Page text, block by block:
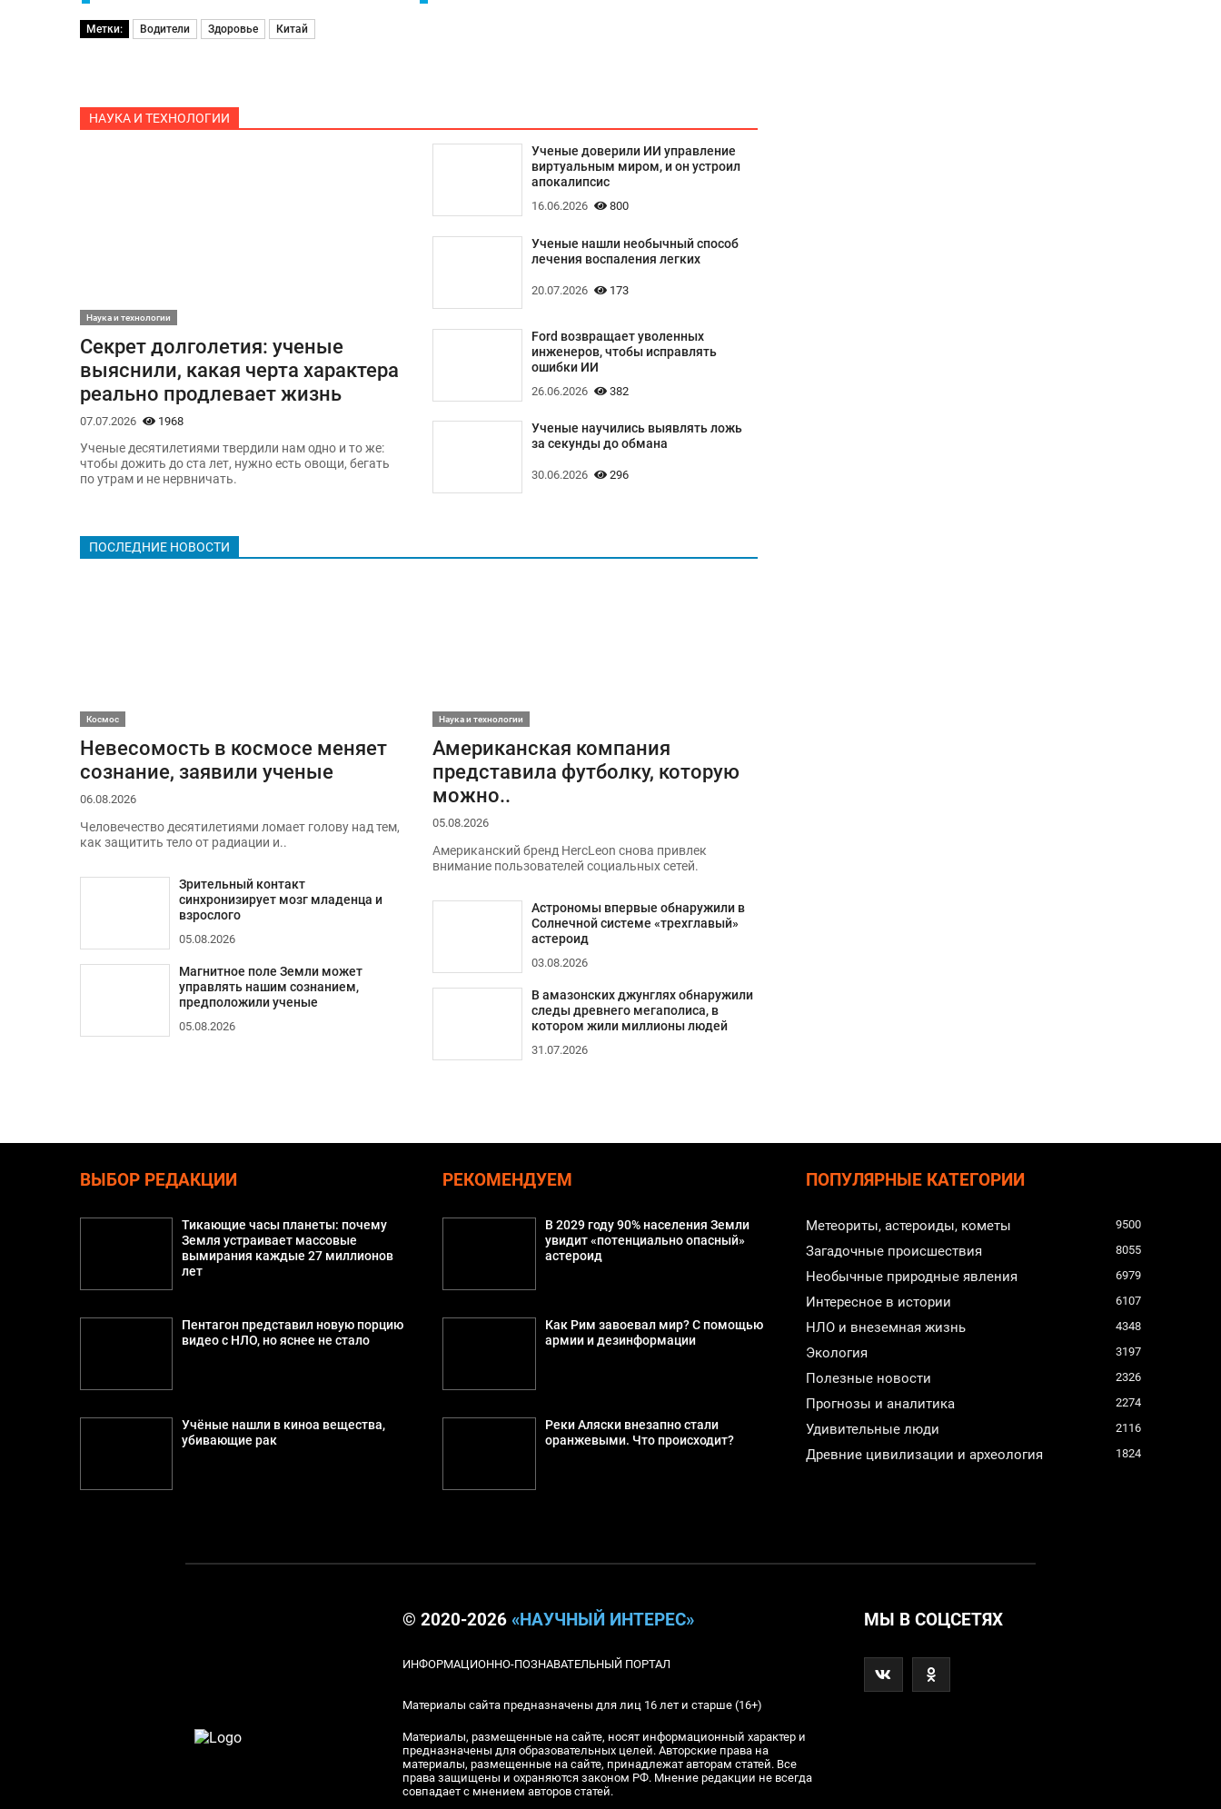
Метки: Водители Здоровье Китай
НАУКА И ТЕХНОЛОГИИ
Наука и технологии
Секрет долголетия: ученые
выяснили, какая черта характера
реально продлевает жизнь
07.07.2026 1968
Ученые десятилетиями твердили нам одно и то же:
чтобы дожить до ста лет, нужно есть овощи, бегать
по утрам и не нервничать.
Ученые доверили ИИ управление
виртуальным миром, и он устроил
апокалипсис
16.06.2026 800
Ученые нашли необычный способ
лечения воспаления легких
20.07.2026 173
Ford возвращает уволенных
инженеров, чтобы исправлять
ошибки ИИ
26.06.2026 382
Ученые научились выявлять ложь
за секунды до обмана
30.06.2026 296
ПОСЛЕДНИЕ НОВОСТИ
Космос
Невесомость в космосе меняет
сознание, заявили ученые
06.08.2026
Человечество десятилетиями ломает голову над тем,
как защитить тело от радиации и..
Зрительный контакт
синхронизирует мозг младенца и
взрослого
05.08.2026
Магнитное поле Земли может
управлять нашим сознанием,
предположили ученые
05.08.2026
Наука и технологии
Американская компания
представила футболку, которую
можно..
05.08.2026
Американский бренд HercLeon снова привлек
внимание пользователей социальных сетей.
Астрономы впервые обнаружили в
Солнечной системе «трехглавый»
астероид
03.08.2026
В амазонских джунглях обнаружили
следы древнего мегаполиса, в
котором жили миллионы людей
31.07.2026
ВЫБОР РЕДАКЦИИ
Тикающие часы планеты: почему
Земля устраивает массовые
вымирания каждые 27 миллионов
лет
Пентагон представил новую порцию
видео с НЛО, но яснее не стало
Учёные нашли в киноа вещества,
убивающие рак
РЕКОМЕНДУЕМ
В 2029 году 90% населения Земли
увидит «потенциально опасный»
астероид
Как Рим завоевал мир? С помощью
армии и дезинформации
Реки Аляски внезапно стали
оранжевыми. Что происходит?
ПОПУЛЯРНЫЕ КАТЕГОРИИ
Метеориты, астероиды, кометы 9500
Загадочные происшествия 8055
Необычные природные явления 6979
Интересное в истории 6107
НЛО и внеземная жизнь 4348
Экология 3197
Полезные новости 2326
Прогнозы и аналитика 2274
Удивительные люди 2116
Древние цивилизации и археология 1824
© 2020-2026 «НАУЧНЫЙ ИНТЕРЕС»
ИНФОРМАЦИОННО-ПОЗНАВАТЕЛЬНЫЙ ПОРТАЛ
Материалы сайта предназначены для лиц 16 лет и старше (16+)
Материалы, размещенные на сайте, носят информационный характер и
предназначены для образовательных целей. Авторские права на
материалы, размещенные на сайте, принадлежат авторам статей. Все
права защищены и охраняются законом РФ. Мнение редакции не всегда
совпадает с мнением авторов статей.
МЫ В СОЦСЕТЯХ